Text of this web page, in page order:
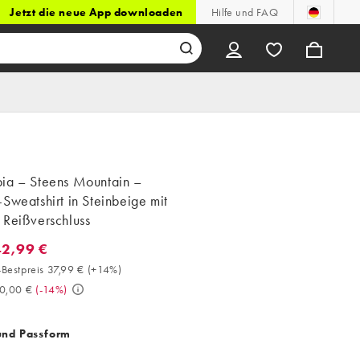
Jetzt die neue App downloaden Hilfe und FAQ
– Steens Mountain –
in Steinbeige mit
€. 30-Tage-Bestpreis 37,99 € (+14%). Vorher 50,00 €. (-14%)
€
37,99 € (+14%)
€ (-14%)
Passform